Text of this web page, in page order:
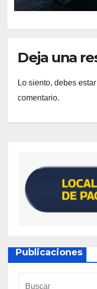
Deja una
Lo siento, debes estar
comentario.
Publicaciones